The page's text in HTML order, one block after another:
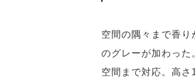
空間の隅々まで香
のグレーが加わっ
空間まで対応。高